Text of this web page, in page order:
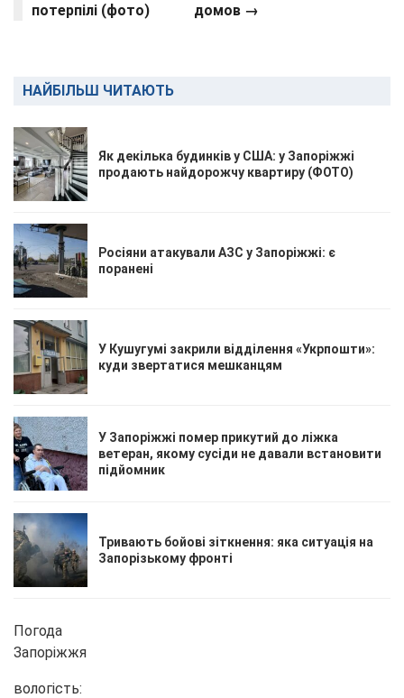
потерпілі (фото)
домов →
НАЙБІЛЬШ ЧИТАЮТЬ
Як декілька будинків у США: у Запоріжжі
продають найдорожчу квартиру (ФОТО)
Росіяни атакували АЗС у Запоріжжі: є
поранені
У Кушугумі закрили відділення «Укрпошти»:
куди звертатися мешканцям
У Запоріжжі помер прикутий до ліжка
ветеран, якому сусіди не давали встановити
підйомник
Тривають бойові зіткнення: яка ситуація на
Запорізькому фронті
Погода
Запоріжжя
вологість: